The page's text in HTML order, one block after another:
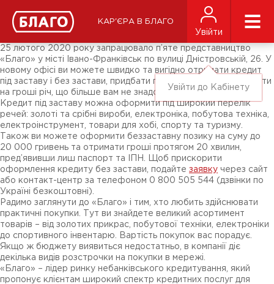
КАР'ЄРА В БЛАГО
Увійти
Увійти до Кабінету
СМИ о нас
Подписчикам соц-сетей
Ярмарки
25 лютого 2020 року запрацювало п’яте представництво
«Благо» у місті Івано-Франківськ по вулиці Дністровській, 26. У
новому офісі ви можете швидко та вигідно отримати кредит
під заставу і без застави, придбати прикраси, техніку, обміняти
на гроші річ, що більше вам не знадобиться.
Кредит під заставу можна оформити під широкий перелік
речей: золоті та срібні вироби, електроніка, побутова техніка,
електроінструмент, товари для хобі, спорту та туризму.
Також ви можете оформити беззаставну позику на суму до
20 000 гривень та отримати гроші протягом 20 хвилин,
пред’явивши лиш паспорт та ІПН. Щоб прискорити
оформлення кредиту без застави, подайте заявку через сайт
або контакт-центр за телефоном 0 800 505 544 (дзвінки по
Україні безкоштовні).
Радимо заглянути до «Благо» і тим, хто любить здійснювати
практичні покупки. Тут ви знайдете великий асортимент
товарів – від золотих прикрас, побутової техніки, електроніки
до спортивного інвентарю. Вартість покупок вас порадує.
Якщо ж бюджету виявиться недостатньо, в компанії діє
декілька видів розстрочки на покупки в мережі.
«Благо» – лідер ринку небанківського кредитування, який
пропонує клієнтам широкий спектр кредитних послуг для